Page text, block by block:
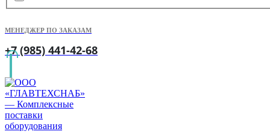
МЕНЕДЖЕР ПО ЗАКАЗАМ
+7 (985) 441-42-68